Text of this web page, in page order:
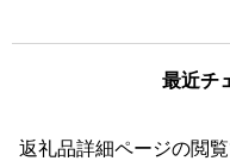
最近チ
返礼品詳細ページの閲